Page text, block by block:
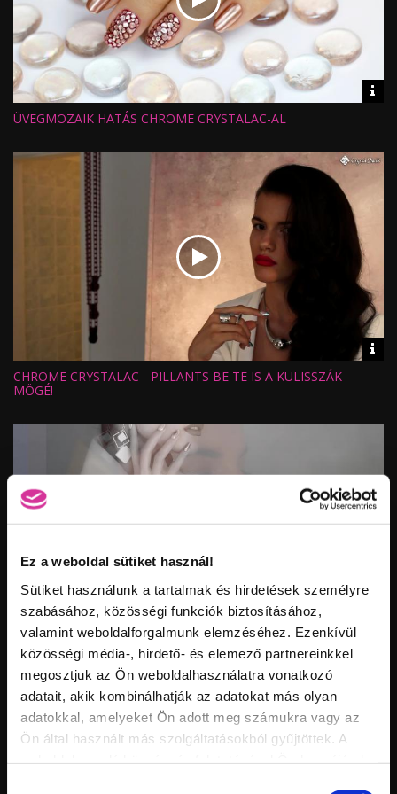
Ez a weboldal sütiket használ!
Sütiket használunk a tartalmak és hirdetések személyre
szabásához, közösségi funkciók biztosításához,
valamint weboldalforgalmunk elemzéséhez. Ezenkívül
közösségi média-, hirdető- és elemező partnereinkkel
megosztjuk az Ön weboldalhasználatra vonatkozó
adatait, akik kombinálhatják az adatokat más olyan
adatokkal, amelyeket Ön adott meg számukra vagy az
Ön által használt más szolgáltatásokból gyűjtöttek. A
ALMOND OIL MANDULAOLAJ
Hossz:
Feltöltve:
ÜVEGMOZAIK HATÁS CHROME CRYSTALAC-AL
Hossz:
Nézettség:
CHROME CRYSTALAC - PILLANTS BE TE IS A KULISSZÁK
MÖGÉ!
Hossz:
Nézettség:
Értékelés:
Feltöltve:
CHROME CRYSTALAC - A KRÓM HATÁS, AMI EDDIG
LEHETETLEN VOLT!